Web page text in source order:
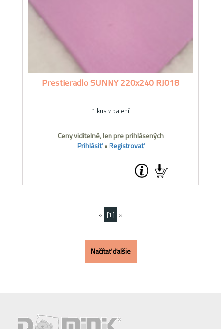
Prestieradlo SUNNY 220x240 RJ018
1 kus v balení
Ceny viditelné, len pre prihlásených
Prihlásiť•Registrovať
« [1] »
Načítať ďalšie